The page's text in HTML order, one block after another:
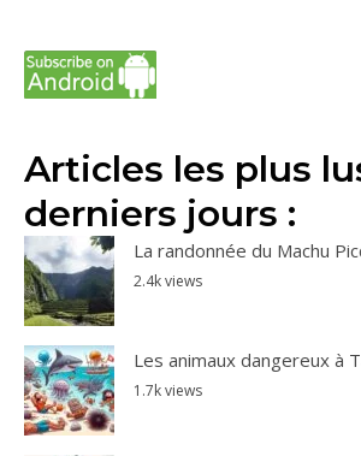
Articles les plus
derniers jours :
La randonnée du Machu
2.4k views
Les animaux dangereux à
1.7k views